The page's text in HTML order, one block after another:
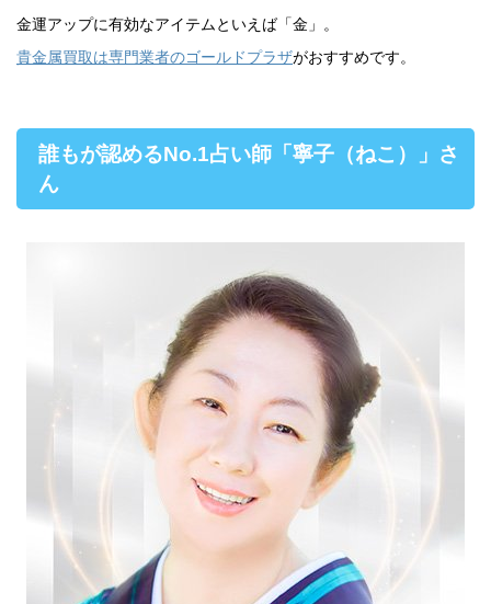
金運アップに有効なアイテムといえば「金」。
貴金属買取は専門業者のゴールドプラザがおすすめです。
誰もが認めるNo.1占い師「寧子（ねこ）」さ
ん